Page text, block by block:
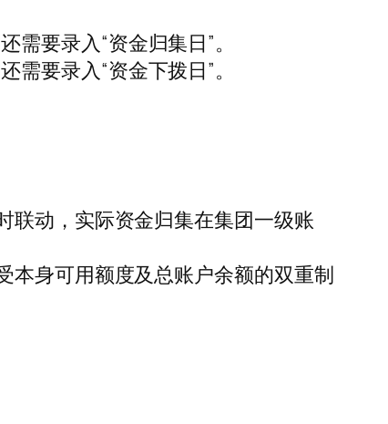
需要录入“资金归集日”。
需要录入“资金下拨日”。
联动，实际资金归集在集团一级账
本身可用额度及总账户余额的双重制